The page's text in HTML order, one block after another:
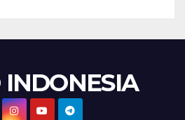
INDONESIA